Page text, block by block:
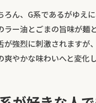
ろん、G系であるがゆえ
ラー油とごまの旨味が麺
が強烈に刺激されますが
爽やかな味わいへと変化